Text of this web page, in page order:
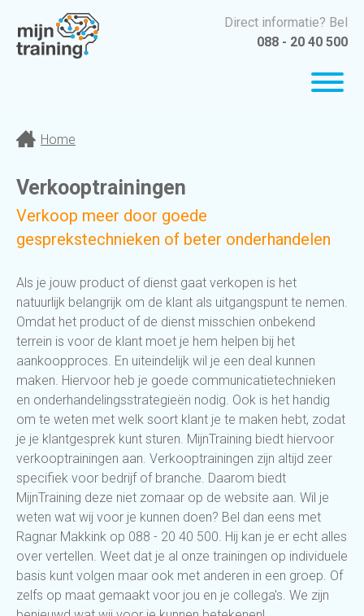
Direct informatie? Bel
088 - 20 40 500
Home
Verkooptrainingen
Verkoop meer door goede
gesprekstechnieken of beter onderhandelen
Als je jouw product of dienst gaat verkopen is het
natuurlijk belangrijk om de klant als uitgangspunt te nemen.
Omdat het product of de dienst misschien onbekend
terrein is voor de klant moet je hem helpen bij het
aankoopproces. En uiteindelijk wil je een deal kunnen
maken. Hiervoor heb je goede communicatietechnieken
en onderhandelingsstrategieën nodig. Ook is het handig
om te weten met welk soort klant je te maken hebt, zodat
je je klantgesprek kunt sturen. MijnTraining biedt hiervoor
verkooptrainingen aan. Verkooptrainingen zijn altijd zeer
specifiek voor bedrijf of branche. Daarom biedt
MijnTraining deze niet zomaar op de website aan. Wil je
weten wat wij voor je kunnen doen? Bel dan eens met
Ragnar Makkink op 088 - 20 40 500. Hij kan je er echt alles
over vertellen. Weet dat je al onze trainingen op individuele
basis kunt volgen maar ook met anderen in een groep. Of
zelfs op maat gemaakt voor jou en je collega's. We zijn